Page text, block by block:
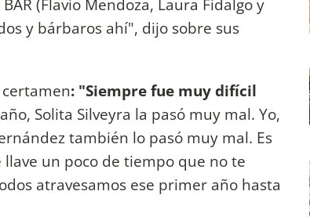
(Flavio Mendoza, Laura Fidalgo y
y bárbaros ahí", dijo sobre sus
: "Siempre fue muy difícil
Solita Silveyra la pasó muy mal. Yo,
también lo pasó muy mal. Es
un poco de tiempo que no te
atravesamos ese primer año hasta